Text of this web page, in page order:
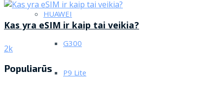
HUAWEI
G300
P9 Lite
Kas yra eSIM ir kaip tai veikia?
2k
Populiarūs